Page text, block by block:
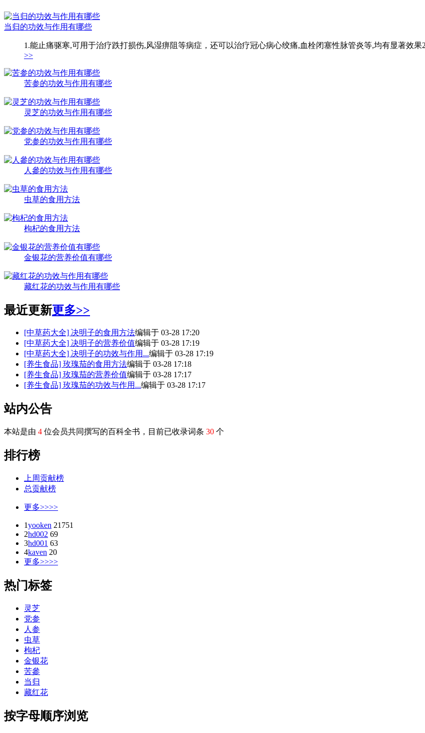
当归的功效与作用有哪些
1.能止痛驱寒,可用于治疗跌打损伤,风湿痹阻等病症，还可以治疗冠心病心绞痛,血栓闭塞性脉管炎等,均有显著效
>>
苦参的功效与作用有哪些
灵芝的功效与作用有哪些
党参的功效与作用有哪些
人參的功效与作用有哪些
虫草的食用方法
枸杞的食用方法
金银花的营养价值有哪些
藏红花的功效与作用有哪些
最近更新更多>>
[中草药大全] 决明子的食用方法编辑于 03-28 17:20
[中草药大全] 决明子的营养价值编辑于 03-28 17:19
[中草药大全] 决明子的功效与作用...编辑于 03-28 17:19
[养生食品] 玫瑰茄的食用方法编辑于 03-28 17:18
[养生食品] 玫瑰茄的营养价值编辑于 03-28 17:17
[养生食品] 玫瑰茄的功效与作用...编辑于 03-28 17:17
站内公告
本站是由 4 位会员共同撰写的百科全书，目前已收录词条 30 个
排行榜
上周贡献榜
总贡献榜
更多>>>>
1yooken 21751
2hd002 69
3hd001 63
4kaven 20
更多>>>>
热门标签
灵芝
党参
人参
虫草
枸杞
金银花
苦參
当归
藏红花
按字母顺序浏览